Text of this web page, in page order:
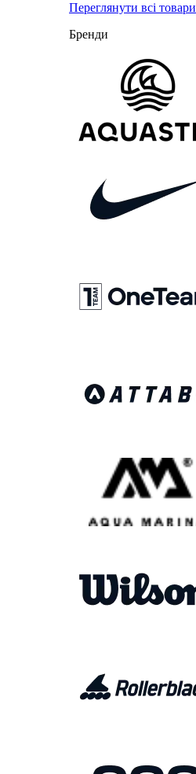
Переглянути всі товари
Бренди